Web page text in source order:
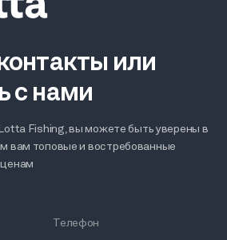
или
с нами
Fishing, вы можете быть уверены в
вам топовые и востребованные